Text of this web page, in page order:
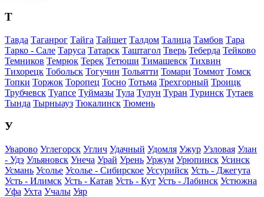
Т
Тавда Таганрог Тайга Тайшет Талдом Талица Тамбов Тара
Тарко - Сале Таруса Татарск Таштагол Тверь Теберда Тейково
Темников Темрюк Терек Тетюши Тимашевск Тихвин
Тихорецк Тобольск Тогучин Тольятти Томари Томмот Томск
Топки Торжок Торопец Тосно Тотьма Трехгорный Троицк
Трубчевск Туапсе Туймазы Тула Тулун Туран Туринск Тутаев
Тында Тырныауз Тюкалинск Тюмень
У
Уварово Углегорск Углич Удачный Удомля Ужур Узловая Улан
- Удэ Ульяновск Унеча Урай Урень Уржум Урюпинск Усинск
Усмань Усолье Усолье - Сибирское Уссурийск Усть - Джегута
Усть - Илимск Усть - Катав Усть - Кут Усть - Лабинск Устюжна
Уфа Ухта Учалы Уяр